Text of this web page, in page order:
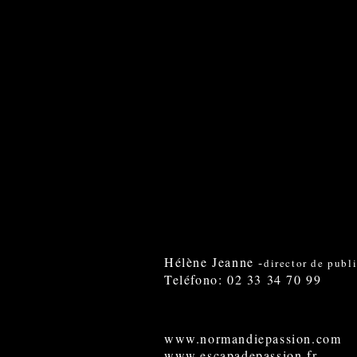
Hélène Jeanne -director de
Teléfono: 02 33 34 70 99
www.normandiepassion.com